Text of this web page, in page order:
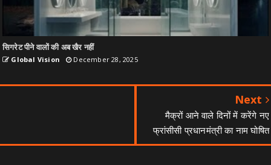
सिगरेट पीने वालों की अब खैर नहीं
Global Vision December 28, 2025
Next
मैक्रों आने वाले दिनों में करेंगे नए
फ्रांसीसी प्रधानमंत्री का नाम घोषित